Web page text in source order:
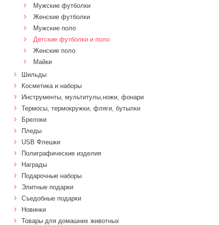
Мужские футболки
Женские футболки
Мужские поло
Детские футболки и поло
Женские поло
Майки
Шильды
Косметика и наборы
Инструменты, мультитулы,ножи, фонари
Термосы, термокружки, фляги, бутылки
Брелоки
Пледы
USB Флешки
Полиграфические изделия
Награды
Подарочные наборы
Элитные подарки
Cъедобные подарки
Новинки
Товары для домашних животных